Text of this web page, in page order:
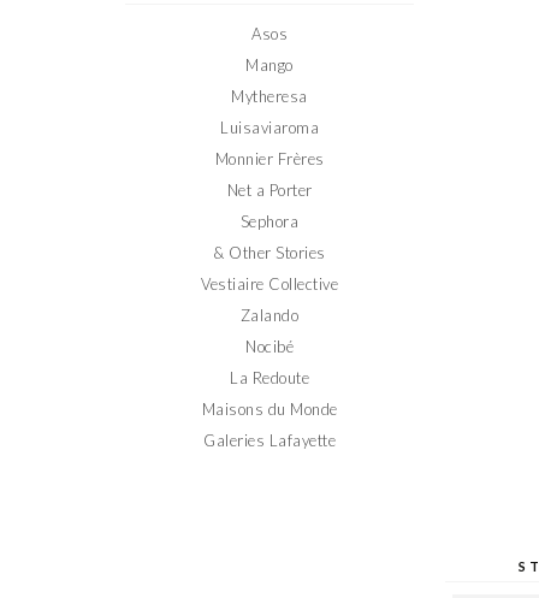
Asos
Mango
Mytheresa
Luisaviaroma
Monnier Frères
Net a Porter
Sephora
& Other Stories
Vestiaire Collective
Zalando
Nocibé
La Redoute
Maisons du Monde
Galeries Lafayette